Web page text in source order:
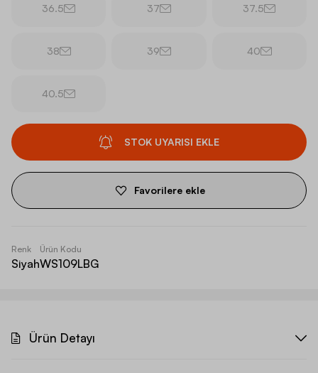
36.5 37 37.5
38 39 40
40.5
STOK UYARISI EKLE
Favorilere ekle
Renk
Siyah
Ürün Kodu
WS109LBG
Ürün Detayı